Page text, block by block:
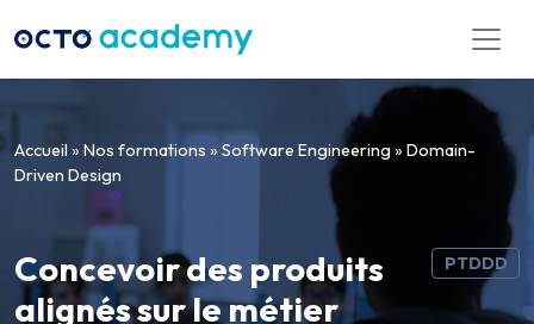
Accueil » Nos formations » Software Engineering » Domain-
Driven Design
PTDDD
Concevoir des produits
alignés sur le métier